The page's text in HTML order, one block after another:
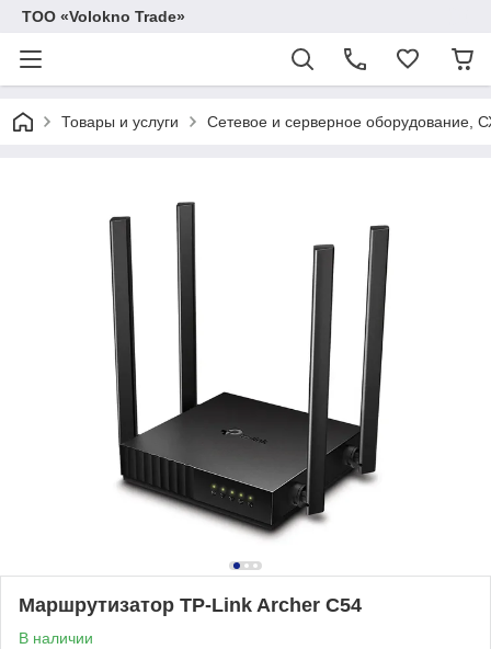
ТОО «Volokno Trade»
Товары и услуги Сетевое и серверное оборудование,
Маршрутизатор TP-Link Archer C54
В наличии